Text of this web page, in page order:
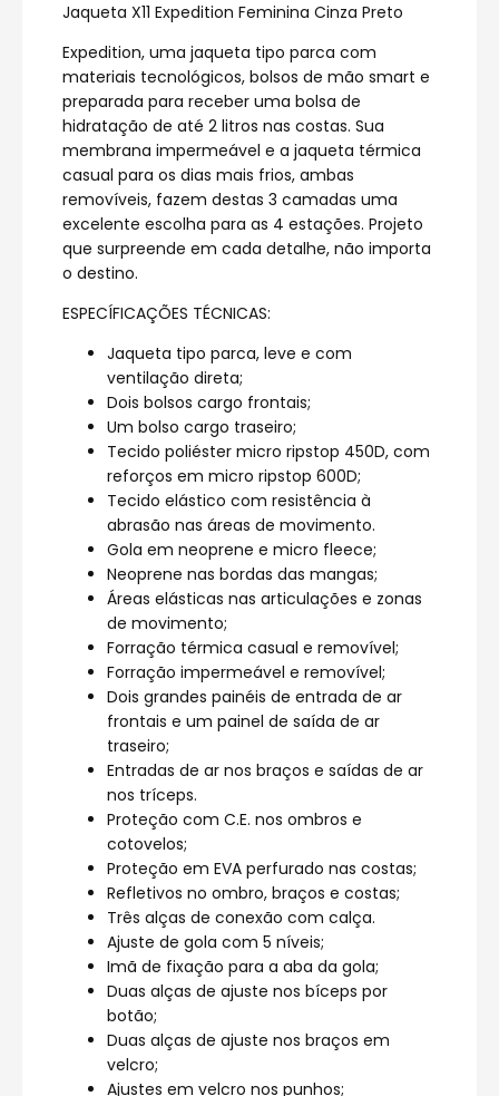
Jaqueta X11 Expedition Feminina Cinza Preto
Expedition, uma jaqueta tipo parca com
materiais tecnológicos, bolsos de mão smart e
preparada para receber uma bolsa de
hidratação de até 2 litros nas costas. Sua
membrana impermeável e a jaqueta térmica
casual para os dias mais frios, ambas
removíveis, fazem destas 3 camadas uma
excelente escolha para as 4 estações. Projeto
que surpreende em cada detalhe, não importa
o destino.
ESPECÍFICAÇÕES TÉCNICAS:
Jaqueta tipo parca, leve e com
ventilação direta;
Dois bolsos cargo frontais;
Um bolso cargo traseiro;
Tecido poliéster micro ripstop 450D, com
reforços em micro ripstop 600D;
Tecido elástico com resistência à
abrasão nas áreas de movimento.
Gola em neoprene e micro fleece;
Neoprene nas bordas das mangas;
Áreas elásticas nas articulações e zonas
de movimento;
Forração térmica casual e removível;
Forração impermeável e removível;
Dois grandes painéis de entrada de ar
frontais e um painel de saída de ar
traseiro;
Entradas de ar nos braços e saídas de ar
nos tríceps.
Proteção com C.E. nos ombros e
cotovelos;
Proteção em EVA perfurado nas costas;
Refletivos no ombro, braços e costas;
Três alças de conexão com calça.
Ajuste de gola com 5 níveis;
Imã de fixação para a aba da gola;
Duas alças de ajuste nos bíceps por
botão;
Duas alças de ajuste nos braços em
velcro;
Ajustes em velcro nos punhos;